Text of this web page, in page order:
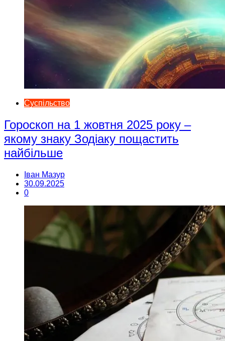
Суспільство
Гороскоп на 1 жовтня 2025 року –
якому знаку Зодіаку пощастить
найбільше
Іван Мазур
30.09.2025
0